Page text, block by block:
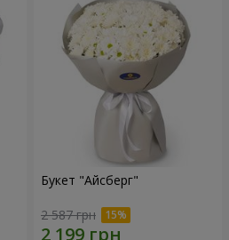
Букет "Айсберг"
2 587 грн